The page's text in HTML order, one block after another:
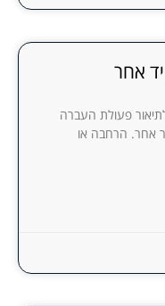
אחר
פעולת העברה
אחר. הרחבה או